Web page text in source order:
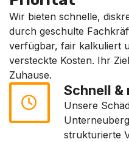
Wir bieten schnelle,
durch geschulte
verfügbar, fair kalkuliert
versteckte Kosten. Ihr
Zuhause.
Schnell &
Unsere
strukturierte